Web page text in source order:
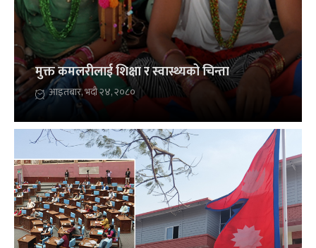
मुक्त कमलरीलाई शिक्षा र स्वास्थ्यको चिन्ता
आइतबार, भदौ २४, २०८०